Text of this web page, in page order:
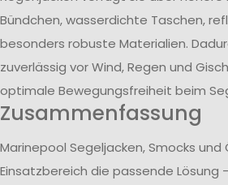
Bündchen, wasserdichte Taschen,
besonders robuste Materialien.
zuverlässig vor Wind, Regen und
optimale Bewegungsfreiheit beim
Zusammenfassung
Marinepool Segeljacken, Smocks
Einsatzbereich die passende